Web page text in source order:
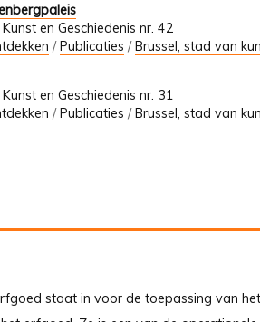
en Geschiedenis nr. 42
/Publicaties /Brussel, stad van
en Geschiedenis nr. 31
/Publicaties /Brussel, stad van
staat in voor de toepassing van